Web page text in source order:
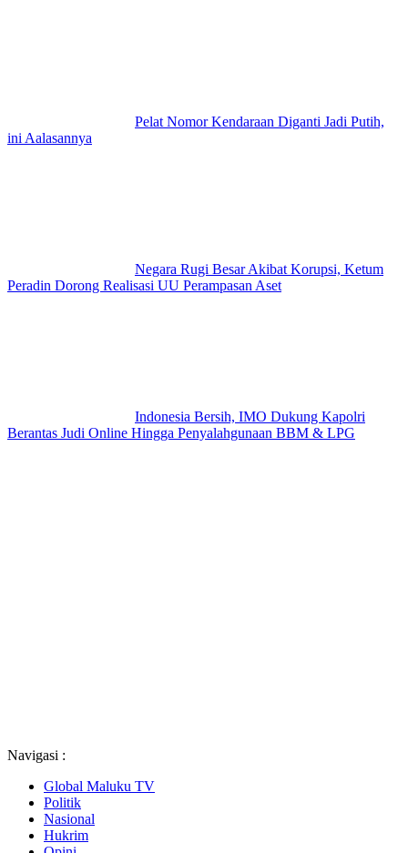
Pelat Nomor Kendaraan Diganti Jadi Putih,
ini Aalasannya
Negara Rugi Besar Akibat Korupsi, Ketum
Peradin Dorong Realisasi UU Perampasan Aset
Indonesia Bersih, IMO Dukung Kapolri
Berantas Judi Online Hingga Penyalahgunaan BBM & LPG
Navigasi :
Global Maluku TV
Politik
Nasional
Hukrim